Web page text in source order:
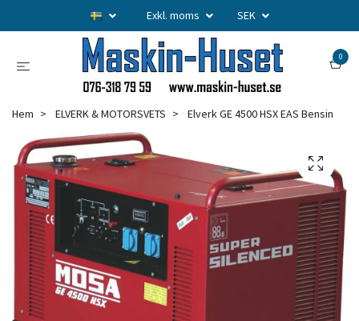
Exkl. moms SEK
0
Hem ELVERK & MOTORSVETS Elverk GE 4500 HSX EAS Bensin